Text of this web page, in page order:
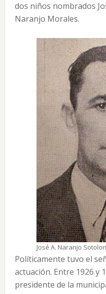
dos niños nombrados
Naranjo Morales.
José A. Naranjo
Políticamente tuvo el
actuación. Entre 1926 y
presidente de la